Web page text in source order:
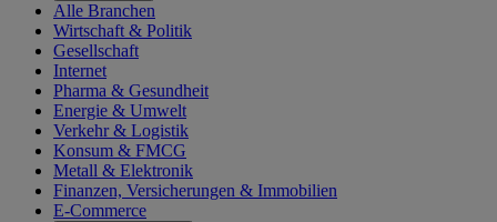
Alle Branchen
Wirtschaft & Politik
Gesellschaft
Internet
Pharma & Gesundheit
Energie & Umwelt
Verkehr & Logistik
Konsum & FMCG
Metall & Elektronik
Finanzen, Versicherungen & Immobilien
E-Commerce